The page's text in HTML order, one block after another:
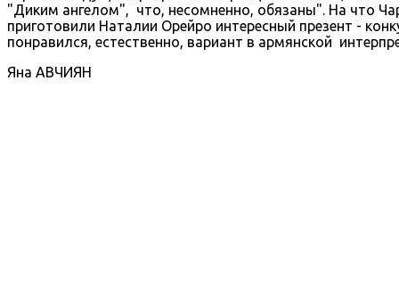
"Диким ангелом", что, несомненно, обязаны". На что
приготовили Наталии Орейро интересный презент -
понравился, естественно, вариант в армянской
Яна АВЧИЯН